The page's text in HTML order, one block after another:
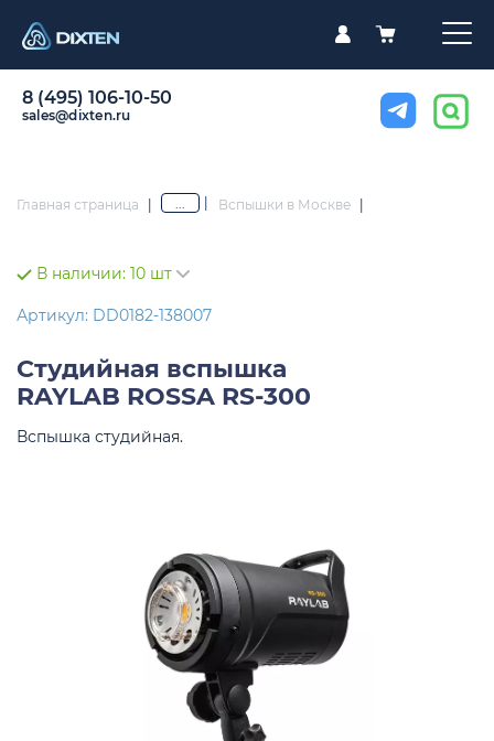
8 (495) 106-10-50
sales@dixten.ru
Главная страница | ... Вспышки в Москве |
В наличии: 10 шт
Артикул: DD0182-138007
Студийная вспышка
RAYLAB ROSSA RS-300
Вспышка студийная.